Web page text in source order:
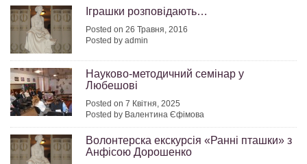
Іграшки розповідають…
Posted on 26 Травня, 2016
Posted by admin
Науково-методичний семінар у
Любешові
Posted on 7 Квітня, 2025
Posted by Валентина Єфімова
Волонтерска екскурсія «Ранні пташки» з
Анфісою Дорошенко